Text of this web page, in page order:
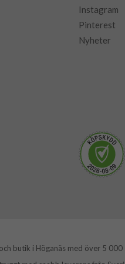
Instagram
Pinterest
Nyheter
butik i Höganäs med över 5